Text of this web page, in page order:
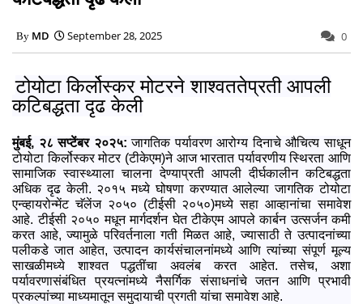
MD September 28, 2025 0
टोयोटा किर्लोस्‍कर मोटरने शाश्वततेप्रती आपली
कटिबद्धता दृढ केली
मुंबई, २८ सप्टेंबर २०२५: जागतिक पर्यावरण आरोग्‍य दिनाचे औचित्‍य साधून
टोयोटा किर्लोस्‍कर मोटर (टीकेएम)ने आज भारतात पर्यावरणीय स्थिरता आणि
सामाजिक स्‍वास्‍थ्‍याला चालना देण्‍याप्रती आपली दीर्घकालीन कटिबद्धता
अधिक दृढ केली. २०१५ मध्‍ये घोषणा करण्‍यात आलेल्‍या जागतिक टोयोटा
एन्‍व्‍हायरोन्‍मेंट चॅलेंज २०५० (टीईसी २०५०)मध्‍ये सहा आव्‍हानांचा समावेश
आहे. टीईसी २०५० मधून मार्गदर्शन घेत टीकेएम आपले कार्बन उत्‍सर्जन कमी
करत आहे, ज्‍यामुळे परिवर्तनाला गती मिळत आहे, ज्‍यासाठी ते उत्‍पादनांच्‍या
पलीकडे जात आहेत, उत्‍पादन कार्यसंचालनांमध्‍ये आणि त्‍यांच्‍या संपूर्ण मूल्‍य
साखळीमध्‍ये शाश्वत पद्धतींचा अवलंब करत आहेत. तसेच, अशा
पर्यावरणासंबंधित प्रयत्‍नांमध्‍ये नैसर्गिक संसाधनांचे जतन आणि प्रभावी
प्रकल्‍पांच्‍या माध्‍यमातून समुदायाची प्रगती यांचा समावेश आहे.